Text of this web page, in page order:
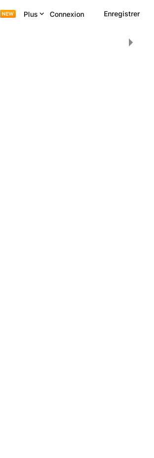
Plus Connexion Enregistrer